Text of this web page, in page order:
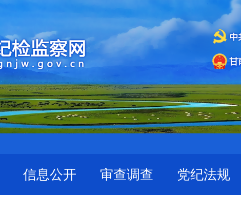
信息公开 审查调查 党纪法规